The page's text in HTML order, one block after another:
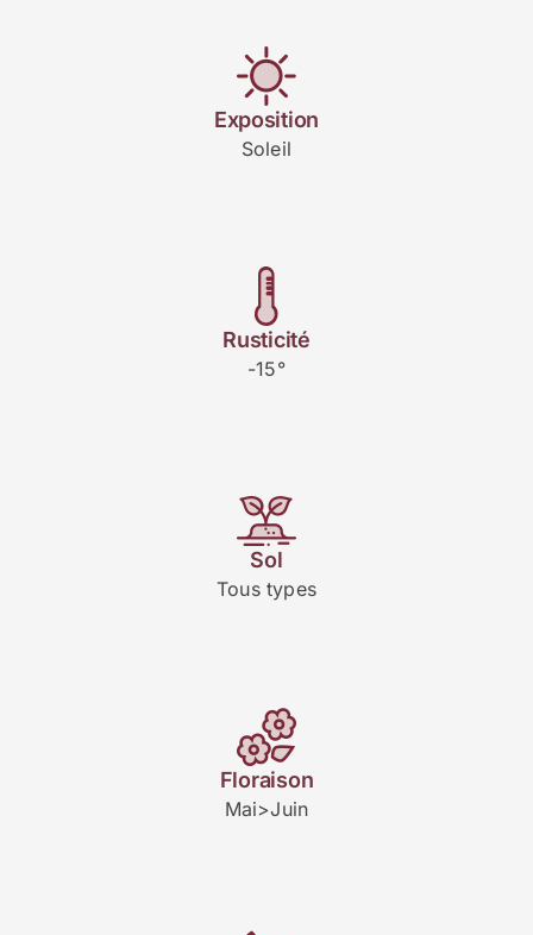
Exposition
Soleil
Rusticité
-15°
Sol
Tous types
Floraison
Mai>Juin